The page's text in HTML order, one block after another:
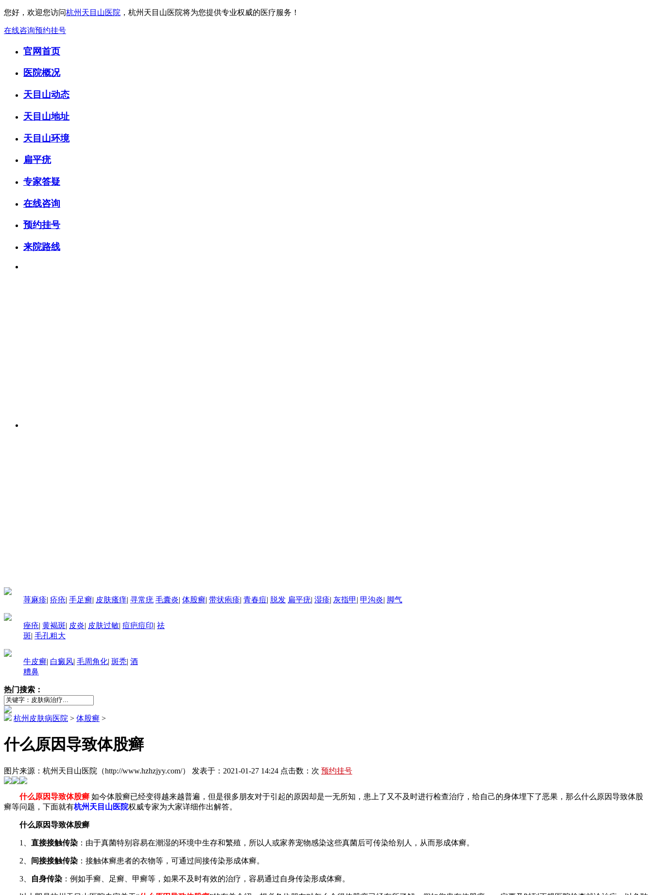
您好，欢迎您访问杭州天目山医院 ，杭州天目山医院将为您提供专业权威的医疗服务！
在线咨询预约挂号
官网首页
医院概况
天目山动态
天目山地址
天目山环境
扁平疣
专家答疑
在线咨询
预约挂号
来院路线
荨麻疹| 疥疮| 手足癣| 皮肤瘙痒| 寻常疣 毛囊炎| 体股癣| 带状疱疹| 青春痘| 脱发 扁平疣| 湿疹| 灰指甲 | 甲沟炎| 脚气
痤疮| 黄褐斑| 皮炎| 皮肤过敏| 痘疤痘印| 祛
斑| 毛孔粗大
牛皮癣| 白癜风| 毛周角化| 斑秃| 酒
糟鼻
热门搜索：
杭州皮肤病医院 > 体股癣 >
什么原因导致体股癣
图片来源：杭州天目山医院（http://www.hzhzjyy.com/） 发表于：2021-01-27 14:24 点击数： 次 预约挂号
什么原因导致体股癣 如今体股癣已经变得越来越普遍，但是很多朋友对于引起的原因却是一无所知，患上了又不及时进行检查治疗，给自己的身体埋下了恶果，那么什么原因导致体股
癣等问题，下面就有杭州天目山医院权威专家为大家详细作出解答。
什么原因导致体股癣
1、 直接接触传染 ：由于真菌特别容易在潮湿的环境中生存和繁殖，所以人或家养宠物感染这些真菌后可传染给别人，从而形成体癣。
2、 间接接触传染 ：接触体癣患者的衣物等，可通过间接传染形成体癣。
3、 自身传染 ：例如手癣、足癣、甲癣等，如果不及时有效的治疗，容易通过自身传染形成体癣。